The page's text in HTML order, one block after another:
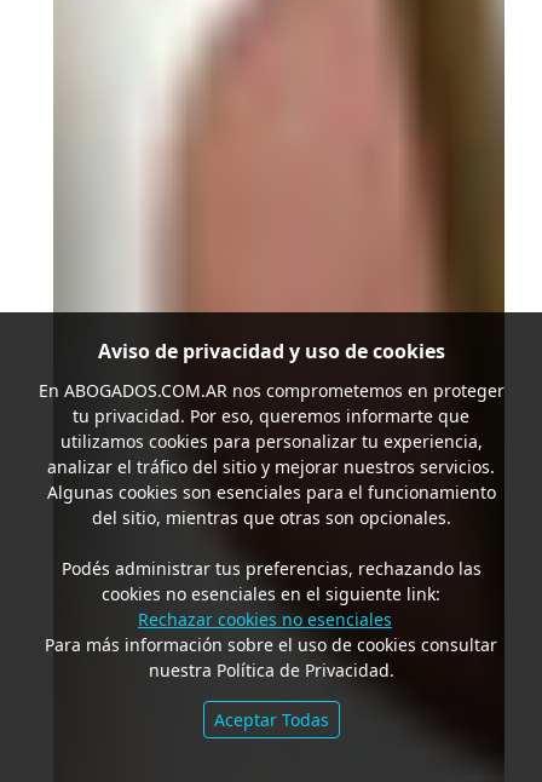
Aviso de privacidad y uso de cookies
En ABOGADOS.COM.ARnos comprometemos en proteger
tu privacidad. Por eso, queremos informarte que
utilizamos cookies para personalizar tu experiencia,
analizar el tráfico del sitio y mejorar nuestros servicios.
Algunas cookies son esenciales para el funcionamiento
del sitio, mientras que otras son opcionales.
Podés administrar tus preferencias, rechazando las
cookies no esenciales en el siguiente link:
Rechazar cookies no esenciales
Para más información sobre el uso de cookies consultar
nuestra Política de Privacidad.
Aceptar Todas